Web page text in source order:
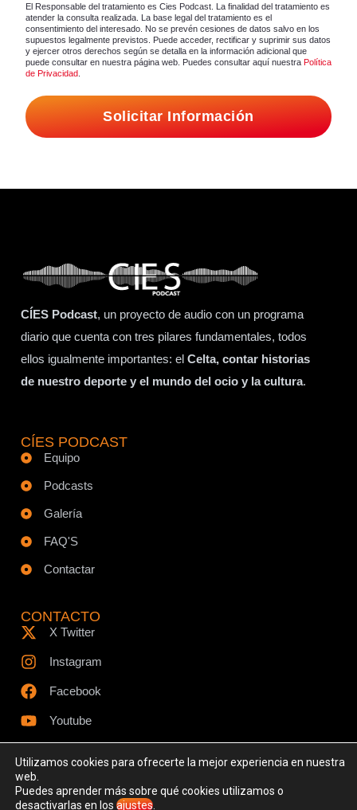
El Responsable del tratamiento es Cies Podcast. La finalidad del tratamiento es
atender la consulta realizada. La base legal del tratamiento es el
consentimiento del interesado. No se prevén cesiones de datos salvo en los
supuestos legalmente previstos. Puede acceder, rectificar y suprimir sus datos
y ejercer otros derechos según se detalla en la información adicional que
puede consultar en nuestra página web. Puedes consultar aquí nuestra Política
de Privacidad
Solicitar Información
CÍES Podcast, un proyecto de audio con un programa
diario que cuenta con tres pilares fundamentales, todos
ellos igualmente importantes: el Celta, contar historias
de nuestro deporte y el mundo del ocio y la cultura.
CÍES PODCAST
Equipo
Podcasts
Galería
FAQ'S
Contactar
CONTACTO
X Twitter
Instagram
Facebook
Youtube
© Todos los derechos reservados - www.ciespodcast.es
Utilizamos cookies para ofrecerte la mejor experiencia en nuestra
web.
Puedes aprender más sobre qué cookies utilizamos o
desactivarlas en los ajustes